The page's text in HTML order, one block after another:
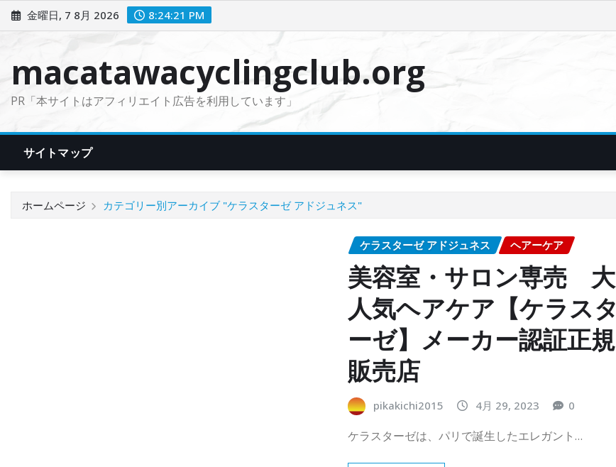
ン
金曜日, 7 8月 2026 8:24:22 PM
macatawacyclingclub.org
PR「本サイトはアフィリエイト広告を利用しています」
サイトマップ
ホームページ カテゴリー別アーカイブ "ケラスターゼ アドジュネス"
ケラスターゼ アドジュネス ヘアーケア
美容室・サロン専売 大
人気ヘアケア【ケラスタ
ーゼ】メーカー認証正規
販売店
pikakichi2015 4月 29, 2023 0
ケラスターゼは、パリで誕生したエレガント…